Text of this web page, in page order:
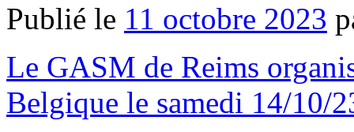
Publié le 11 octobre 2023
Le GASM de Reims
Belgique le samedi 14/10/